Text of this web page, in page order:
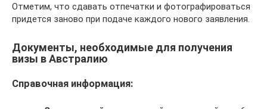
Отметим, что сдавать отпечатки и фотографироваться
придется заново при подаче каждого нового заявления.
Документы, необходимые для получения
визы в Австралию
Справочная информация: